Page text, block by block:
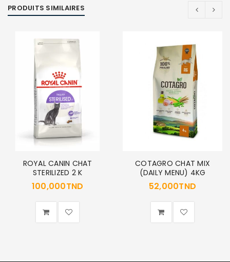
PRODUITS SIMILAIRES
ROYAL CANIN CHAT
STERILIZED 2 K
100,000TND
COTAGRO CHAT MIX
(DAILY MENU) 4KG
52,000TND